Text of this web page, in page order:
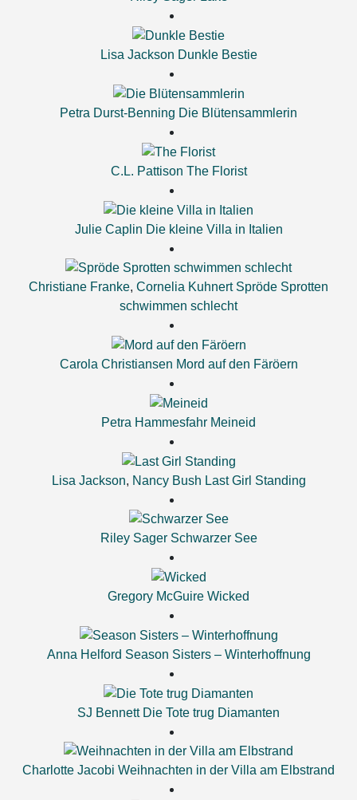
Lisa Jackson Dunkle Bestie
Petra Durst-Benning Die Blütensammlerin
C.L. Pattison The Florist
Julie Caplin Die kleine Villa in Italien
Christiane Franke, Cornelia Kuhnert Spröde Sprotten
schwimmen schlecht
Carola Christiansen Mord auf den Färöern
Petra Hammesfahr Meineid
Lisa Jackson, Nancy Bush Last Girl Standing
Riley Sager Schwarzer See
Gregory McGuire Wicked
Anna Helford Season Sisters – Winterhoffnung
SJ Bennett Die Tote trug Diamanten
Charlotte Jacobi Weihnachten in der Villa am Elbstrand